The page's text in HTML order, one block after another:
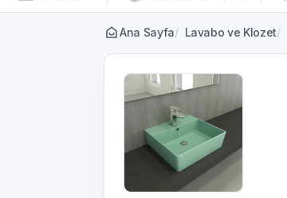
Ana Sayfa/ Lavabo ve Klozet/